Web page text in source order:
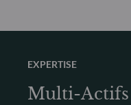
EXPERTISE
Multi-Actifs